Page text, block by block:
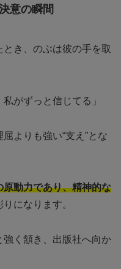
意の瞬間
き、のぶは彼の手を取
がずっと信じてる」
よりも強い“支え”とな
原動力であり、精神的な
になります。
く頷き、出版社へ向か